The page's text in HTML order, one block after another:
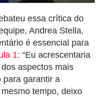
essa crítica do
Andrea Stella,
é essencial para
1: “Eu acrescentaria
aspectos mais
para garantir a
tempo, deixo